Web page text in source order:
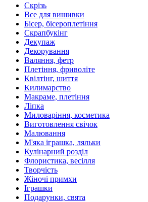
Скрізь
Все для вишивки
Бісер, бісероплетіння
Скрапбукінг
Декупаж
Декорування
Валяння, фетр
Плетіння, фриволіте
Квілтінг, шиття
Килимарство
Макраме, плетіння
Ліпка
Миловаріння, косметика
Виготовлення свічок
Малювання
М'яка іграшка, ляльки
Кулінарний розділ
Флористика, весілля
Творчість
Жіночі примхи
Іграшки
Подарунки, свята